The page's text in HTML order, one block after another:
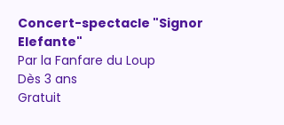
Concert-spectacle "Signor
Elefante"
Par la Fanfare du Loup
Dès 3 ans
Gratuit